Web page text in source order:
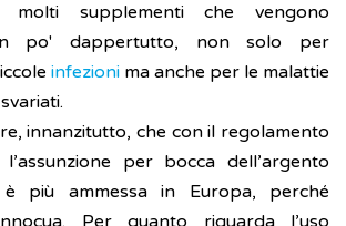
molti supplementi che vengono
po' dappertutto, non solo per
infezioni ma anche per le malattie
innanzitutto, che con il regolamento
per bocca dell’argento
più ammessa in Europa, perché